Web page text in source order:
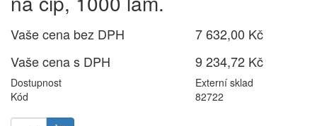
Vaše cena bez DPH
7 632,00 Kč
Vaše cena s DPH
9 234,72 Kč
Dostupnost
Externí sklad
Kód
82722